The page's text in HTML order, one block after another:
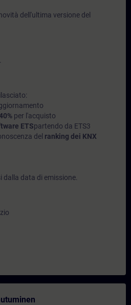
dell'ultima versione del
per l'acquisto
ETSpartendo da ETS3
del ranking dei KNX
dalla data di emissione.